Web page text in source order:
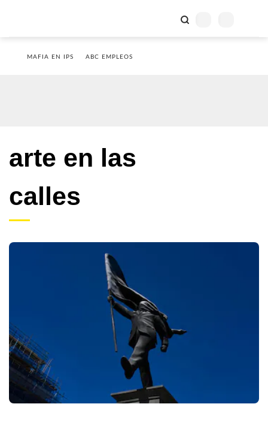
MAFIA EN IPS ABC EMPLEOS
arte en las
calles